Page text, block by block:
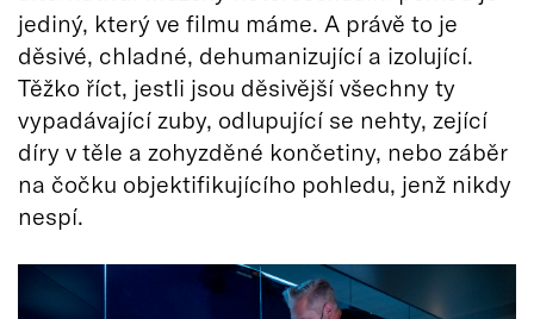
jediný, který ve filmu máme. A právě to je
děsivé, chladné, dehumanizující a izolující.
Těžko říct, jestli jsou děsivější všechny ty
vypadávající zuby, odlupující se nehty, zející
díry v těle a zohyzděné končetiny, nebo záběr
na čočku objektifikujícího pohledu, jenž nikdy
nespí.